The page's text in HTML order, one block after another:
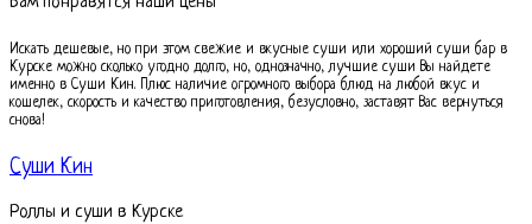
Искать дешевые, но при этом свежие и вкусные суши или хороший суши бар в
Курске можно сколько угодно долго, но, однозначно, лучшие суши Вы найдете
именно в Суши Кин. Плюс наличие огромного выбора блюд на любой вкус и
кошелек, скорость и качество приготовления, безусловно, заставят Вас вернуться
снова!
Суши Кин
Роллы и суши в Курске